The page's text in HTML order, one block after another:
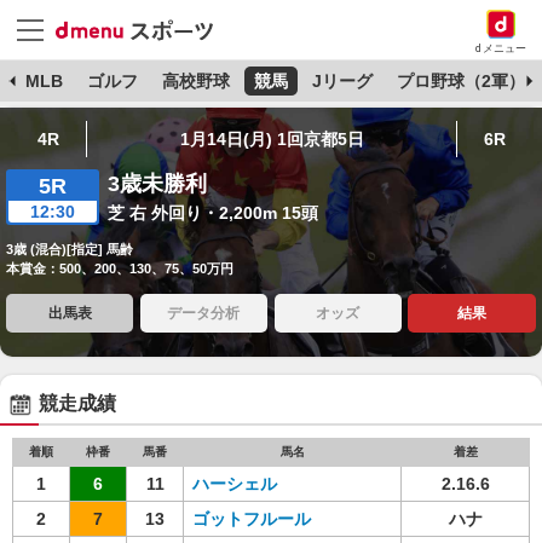
dメニュー
MLB ゴルフ 高校野球 競馬 Jリーグ プロ野球（2軍）
4R 1月14日(月) 1回京都5日 6R
5R
12:30
3歳未勝利
芝 右 外回り・2,200m 15頭
3歳 (混合)[指定] 馬齢
本賞金：500、200、130、75、50万円
出馬表 データ分析 オッズ 結果
競走成績
着順 枠番 馬番 馬名 着差
1 6 11 ハーシェル
2.16.6
2
7 13 ゴットフルール
ハナ